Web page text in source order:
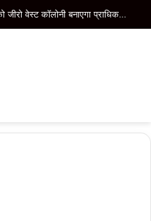
Greater Noida: आवासीय सेक्टरों को जीरो वेस्ट कॉलोनी बनाएगा प्राधिकरण, बीटा-1 में तैयार हो रहा मॉडल